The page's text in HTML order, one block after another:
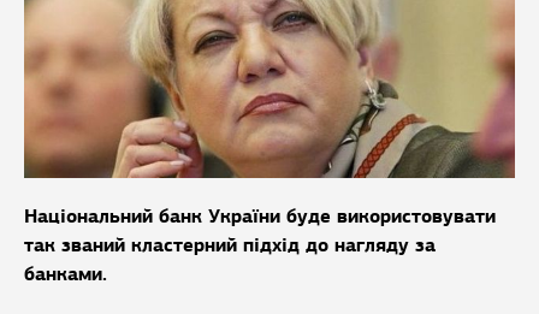
Національний банк України буде використовувати
так званий кластерний підхід до нагляду за
банками.